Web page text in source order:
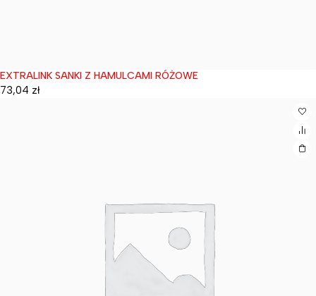
Wyprzedane
EXTRALINK SANKI Z HAMULCAMI RÓŻOWE
73,04 zł